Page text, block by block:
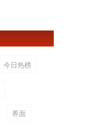
今日热榜
界面